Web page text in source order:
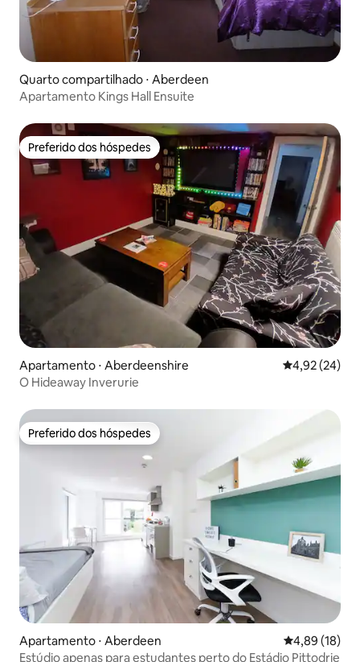
Quarto compartilhado ⋅ Aberdeen
Apartamento Kings Hall Ensuite
Preferido dos hóspedes
Preferido dos hóspedes
Apartamento ⋅ Aberdeenshire 4,92 de uma
4,92 (24)
O Hideaway Inverurie
Preferido dos hóspedes
Preferido dos hóspedes
Apartamento ⋅ Aberdeen 4,89 de uma
4,89 (18)
Estúdio apenas para estudantes perto do Estádio Pittodrie